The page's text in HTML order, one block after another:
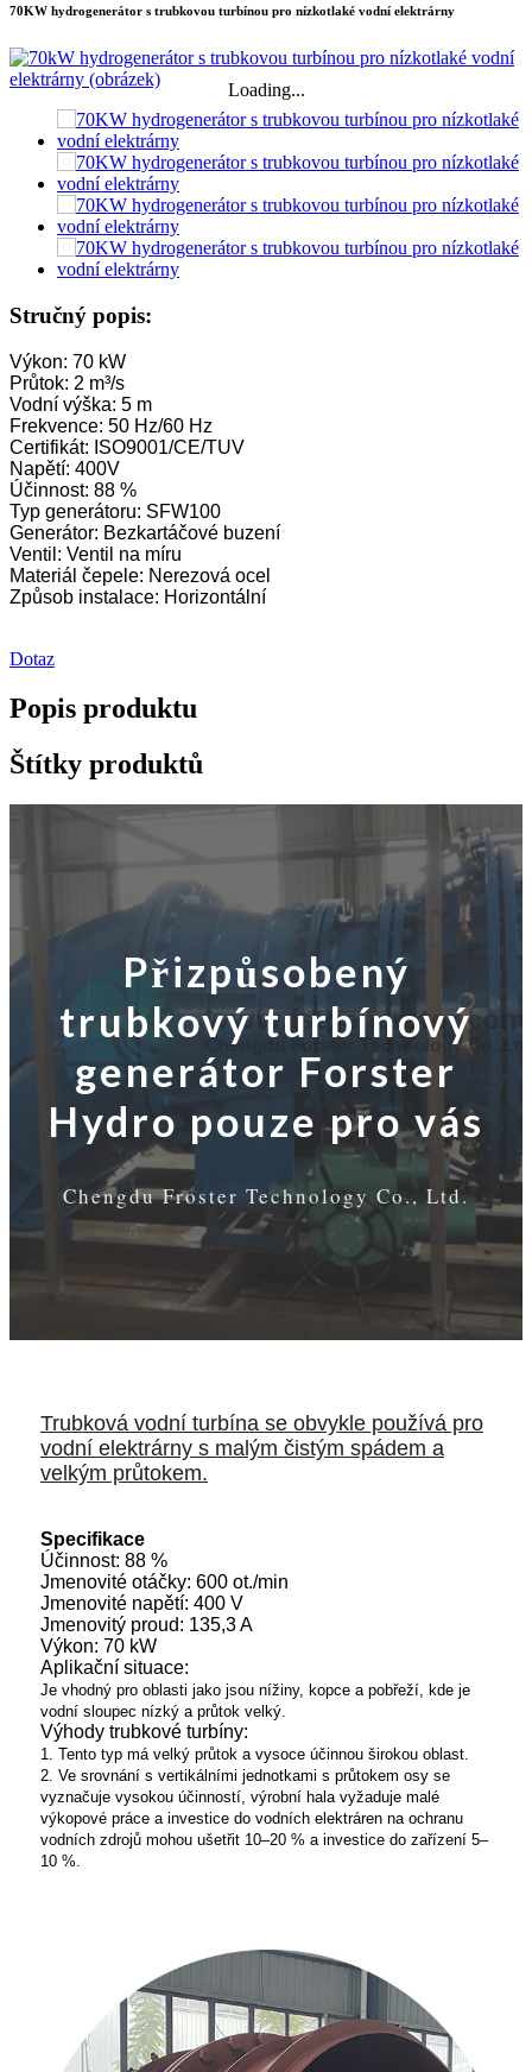
70KW hydrogenerátor s trubkovou turbínou pro nízkotlaké vodní elektrárny
Loading...
Stručný popis:
Výkon: 70 kW
Průtok: 2 m³/s
Vodní výška: 5 m
Frekvence: 50 Hz/60 Hz
Certifikát: ISO9001/CE/TUV
Napětí: 400V
Účinnost: 88 %
Typ generátoru: SFW100
Generátor: Bezkartáčové buzení
Ventil: Ventil na míru
Materiál čepele: Nerezová ocel
Způsob instalace: Horizontální
Dotaz
Popis produktu
Štítky produktů
Přizpůsobený
trubkový turbínový
generátor Forster
Hydro pouze pro vás
Chengdu Froster Technology Co., Ltd.
Trubková vodní turbína se obvykle používá pro
vodní elektrárny s malým čistým spádem a
velkým průtokem.
Specifikace
Účinnost: 88 %
Jmenovité otáčky: 600 ot./min
Jmenovité napětí: 400 V
Jmenovitý proud: 135,3 A
Výkon: 70 kW
Aplikační situace:
Je vhodný pro oblasti jako jsou nížiny, kopce a pobřeží, kde je
vodní sloupec nízký a průtok velký.
Výhody trubkové turbíny:
1. Tento typ má velký průtok a vysoce účinnou širokou oblast.
2. Ve srovnání s vertikálními jednotkami s průtokem osy se
vyznačuje vysokou účinností, výrobní hala vyžaduje malé
výkopové práce a investice do vodních elektráren na ochranu
vodních zdrojů mohou ušetřit 10–20 % a investice do zařízení 5–
10 %.